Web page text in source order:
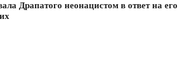
Драпатого неонацистом в ответ на его